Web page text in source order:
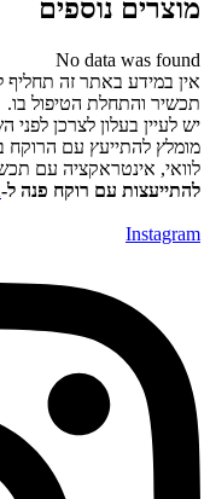
נוספים
No data was
במידע באתר זה תחליף
והתחלת הטיפול בו.
לעיין בעלון לצרכן לפני
להתייעץ עם הרוקח
אינטראקציה עם
עם רוקח פנה ל-